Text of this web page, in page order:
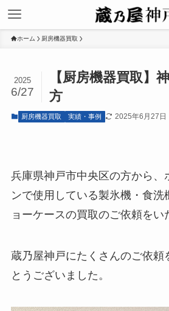
ホーム 厨房機器買取
【厨房機器買取】
方
2025
6/27
厨房機器買取 実績・事例 2025年6月27日
兵庫県神戸市中央区の方から、
ンで使用している製氷機・食洗
ョーケースの買取のご依頼をい
蔵乃屋神戸にたくさんのご依頼
とうございました。